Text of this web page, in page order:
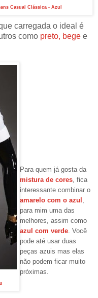
Casual Clássica - Azul
carregada o ideal é
como preto, bege e
Para quem já gosta da
mistura de cores , fica
interessante combinar o
amarelo com o azul
para mim uma das
melhores, assim como
azul com verde Você
pode até usar duas
peças azuis mas elas
não podem ficar muito
próximas.